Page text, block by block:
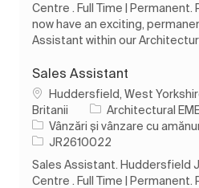
Centre . Full Time | Permanent.
now have an exciting,
Assistant within our
Sales Assistant
LocHuddersfield, West
Britanii
Architectural
Categorie
Vânzări și vânzare cu
Job IdJR2610022
Sales Assistant. Huddersfield
Centre . Full Time | Permanent.